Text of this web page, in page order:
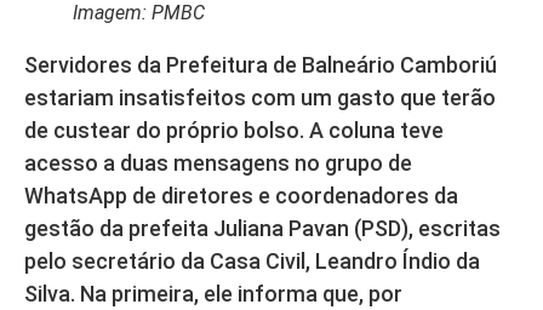
Imagem: PMBC
Servidores da Prefeitura de Balneário Camboriú
estariam insatisfeitos com um gasto que terão
de custear do próprio bolso. A coluna teve
acesso a duas mensagens no grupo de
WhatsApp de diretores e coordenadores da
gestão da prefeita Juliana Pavan (PSD), escritas
pelo secretário da Casa Civil, Leandro Índio da
Silva. Na primeira, ele informa que, por